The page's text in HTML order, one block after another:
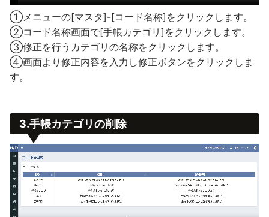
①メニューの[マスタ]-[コード名称]をクリックします。
②コード名称画面で[手帳カテゴリ]をクリックします。
③修正を行うカテゴリの名称をクリックします。
④画面より修正内容を入力し修正ボタンをクリックしま
す。
3.手帳カテゴリの削除